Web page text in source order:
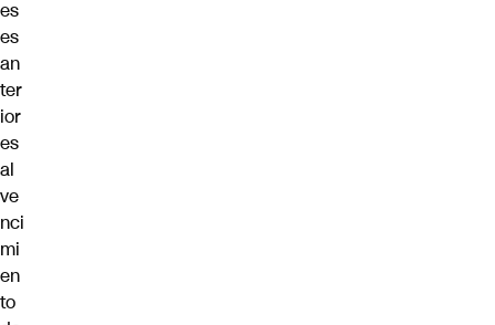
es
es
an
ter
ior
es
al
ve
nci
mi
en
to